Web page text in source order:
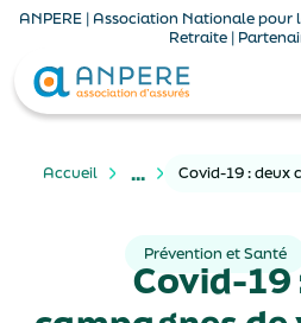
ANPERE | Association Nationale
Retraite |
Accueil ...
Prévention et Santé
Covid-19